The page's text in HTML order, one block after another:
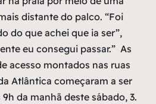
distante do palco. “Foi
do que achei que ia ser”,
eu consegui passar.” As
acesso montados nas ruas
Atlântica começaram a ser
da manhã deste sábado, 3.